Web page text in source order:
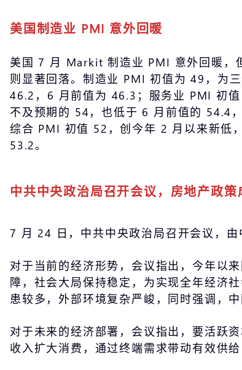
美国制造业 PMI 意外回暖
美国 7 月 Markit 制造业 PMI 意外回暖，
则显著回落。制造业 PMI 初值为 49，为
46.2，6 月前值为 46.3；服务业 PMI 初
不及预期的 54，也低于 6 月前值的 54.4
综合 PMI 初值 52，创今年 2 月以来新低
53.2。
中共中央政治局召开会议，房地产政策
7 月 24 日，中共中央政治局召开会议，
对于当前的经济形势，会议指出，今年以
障，社会大局保持稳定，为实现全年经济
患较多，外部环境复杂严峻，同时强调，
对于未来的经济部署，会议指出，要活跃
收入扩大消费，通过终端需求带动有效供